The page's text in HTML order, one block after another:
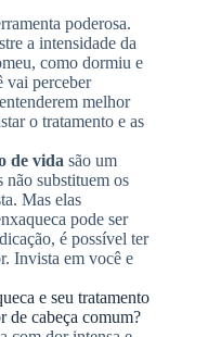
poderosa.
a intensidade da
como dormiu e
vai perceber
melhor
o tratamento e as
de vida são um
não substituem os
Mas elas
pode ser
é possível ter
Invista em você e
e seu tratamento
de cabeça comum?